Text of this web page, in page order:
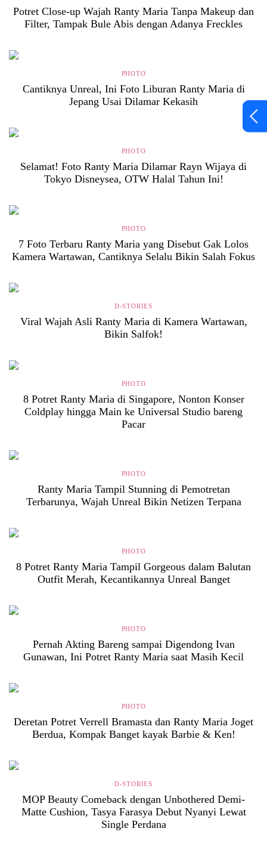
Potret Close-up Wajah Ranty Maria Tanpa Makeup dan
Filter, Tampak Bule Abis dengan Adanya Freckles
PHOTO
Cantiknya Unreal, Ini Foto Liburan Ranty Maria di
Jepang Usai Dilamar Kekasih
PHOTO
Selamat! Foto Ranty Maria Dilamar Rayn Wijaya di
Tokyo Disneysea, OTW Halal Tahun Ini!
PHOTO
7 Foto Terbaru Ranty Maria yang Disebut Gak Lolos
Kamera Wartawan, Cantiknya Selalu Bikin Salah Fokus
D-STORIES
Viral Wajah Asli Ranty Maria di Kamera Wartawan,
Bikin Salfok!
PHOTO
8 Potret Ranty Maria di Singapore, Nonton Konser
Coldplay hingga Main ke Universal Studio bareng
Pacar
PHOTO
Ranty Maria Tampil Stunning di Pemotretan
Terbarunya, Wajah Unreal Bikin Netizen Terpana
PHOTO
8 Potret Ranty Maria Tampil Gorgeous dalam Balutan
Outfit Merah, Kecantikannya Unreal Banget
PHOTO
Pernah Akting Bareng sampai Digendong Ivan
Gunawan, Ini Potret Ranty Maria saat Masih Kecil
PHOTO
Deretan Potret Verrell Bramasta dan Ranty Maria Joget
Berdua, Kompak Banget kayak Barbie & Ken!
D-STORIES
MOP Beauty Comeback dengan Unbothered Demi-
Matte Cushion, Tasya Farasya Debut Nyanyi Lewat
Single Perdana